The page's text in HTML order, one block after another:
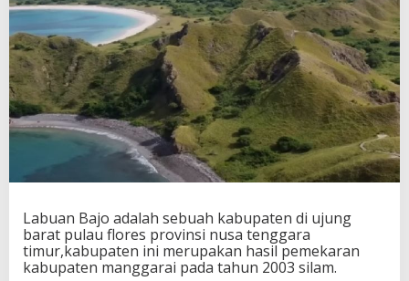
Labuan Bajo adalah sebuah kabupaten di ujung
barat pulau flores provinsi nusa tenggara
timur,kabupaten ini merupakan hasil pemekaran
kabupaten manggarai pada tahun 2003 silam.